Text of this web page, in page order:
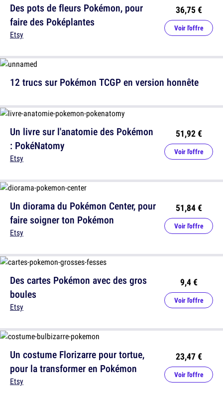
12 trucs sur Pokémon TCGP en version honnête
Un diorama du Pokémon Center, pour
faire soigner ton Pokémon
Etsy
51,84 €
Voir l'offre
Un costume Florizarre pour tortue,
pour la transformer en Pokémon
Etsy
23,47 €
Voir l'offre
Des pots de fleurs Pokémon, pour
faire des Poképlantes
Etsy
36,75 €
Voir l'offre
Un livre sur l'anatomie des Pokémon
: PokéNatomy
Etsy
51,92 €
Voir l'offre
Des cartes Pokémon avec des gros
boules
Etsy
9,4 €
Voir l'offre